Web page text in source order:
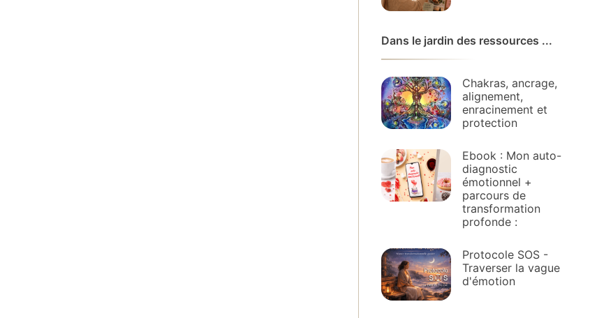
Dans le jardin des ressources ...
Chakras, ancrage,
alignement,
enracinement et
protection
Ebook : Mon auto-
diagnostic
émotionnel +
parcours de
transformation
profonde :
Protocole SOS -
Traverser la vague
d'émotion